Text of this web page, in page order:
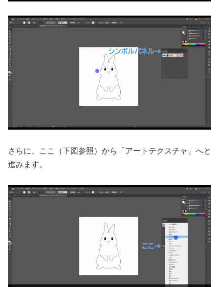
さらに、ここ（下図参照）から「アートテクスチャ」へと
進みます。